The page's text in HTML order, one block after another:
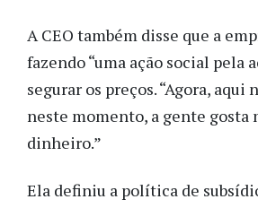
A CEO também disse que a
fazendo “uma ação social pela
segurar os preços. “Agora, aqui
neste momento, a gente gosta
dinheiro.”
Ela definiu a política de